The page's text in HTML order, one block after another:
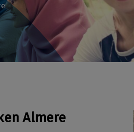
Almere